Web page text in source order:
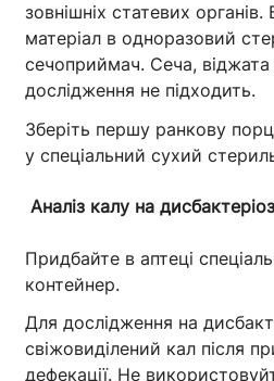
зовнішніх статевих
матеріал в одноразовий
сечоприймач. Сеча, віджата
дослідження не підходить.
Зберіть першу ранкову
у спеціальний сухий
Аналіз калу на
Придбайте в аптеці
контейнер.
Для дослідження на
свіжовиділений кал після
дефекації. Не